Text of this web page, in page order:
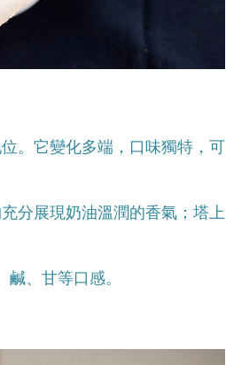
。它變化多端，口味獨特，可
分展現奶油溫潤的香氣；塔上
、甘等口感。